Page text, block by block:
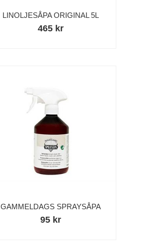
LINOLJESÅPA ORIGINAL 5L
465 kr
GAMMELDAGS SPRAYSÅPA
95 kr